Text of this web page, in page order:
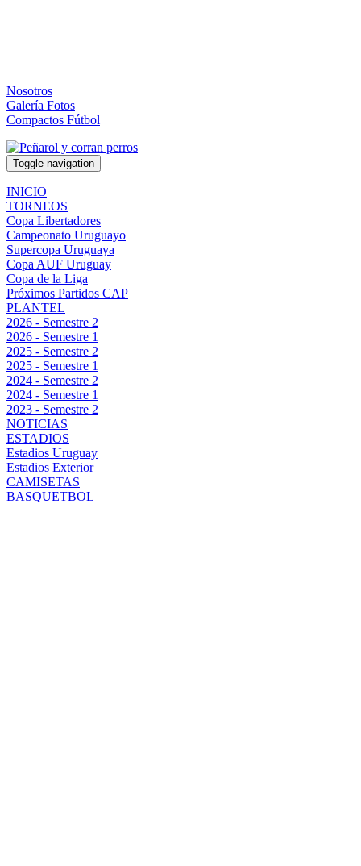
Nosotros
Galería Fotos
Compactos Fútbol
Toggle navigation
INICIO
TORNEOS
Copa Libertadores
Campeonato Uruguayo
Supercopa Uruguaya
Copa AUF Uruguay
Copa de la Liga
Próximos Partidos CAP
PLANTEL
2026 - Semestre 2
2026 - Semestre 1
2025 - Semestre 2
2025 - Semestre 1
2024 - Semestre 2
2024 - Semestre 1
2023 - Semestre 2
NOTICIAS
ESTADIOS
Estadios Uruguay
Estadios Exterior
CAMISETAS
BASQUETBOL